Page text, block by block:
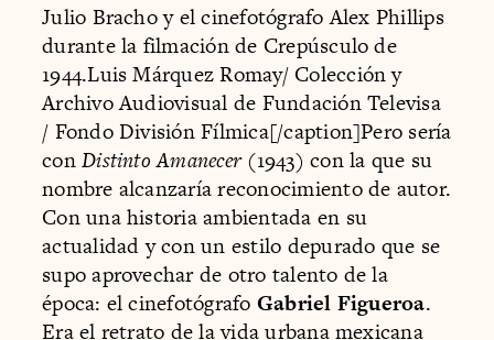
Julio Bracho y el cinefotógrafo Alex Phillips
durante la filmación de Crepúsculo de
1944.Luis Márquez Romay/ Colección y
Archivo Audiovisual de Fundación Televisa
/ Fondo División Fílmica[/caption]Pero sería
conDistinto Amanecer(1943) con la que su
nombre alcanzaría reconocimiento de autor.
Con una historia ambientada en su
actualidad y con un estilo depurado que se
supo aprovechar de otro talento de la
época: el cinefotógrafo Gabriel Figueroa.
Era el retrato de la vida urbana mexicana